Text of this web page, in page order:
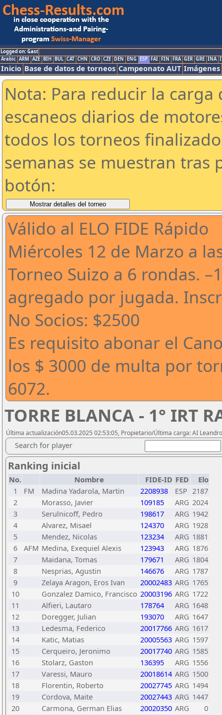
Logged on: Gast
Arabic ARM AZE BIH BUL CAT CHN CRO CZE DEN ENG ESP FAI FIN FRA GER GRE INA
Inicio Base de datos de torneos Campeonato AUT Imágenes
Nota: Para reducir la
escaneos diarios de
todos los torneos
semanas se muestran tras
botón:
Válido al ELO FIDE Rápido
Miércoles 12 de Marzo a
Torneo Suizo a 6 rondas.
agregado por jugada.
No Socios: $2500
Es requisito abonar el
los $ 3000 de multa por
6072.
TORRE BLANCA - 1° IRT
Última actualización05.03.2025 02:53:05, Propietario/Última carga: AI
Search for player
Ranking inicial
No. Nombre FIDE-ID FED
Elo
1
FM Madina Yadarola, Martin 2208938 ESP 2187
2
Morasso, Javier 109185 ARG 2024
3
Serulnicoff, Pedro 198617 ARG 1942
4
Alvarez, Misael 124370 ARG 1928
5
Mendez, Nicolas 123234 ARG 1881
6
AFM Medina, Exequiel Alexis 123943 ARG 1876
7
Maidana, Tomas 179671 ARG 1804
8
Nesprias, Agustin 146676 ARG 1787
9
Zelaya Aragon, Eros Ivan 20002483 ARG 1765
10
Gonzalez Damico, Francisco 20003196 ARG 1722
11
Alfieri, Lautaro 178764 ARG 1648
12
Doregger, Julian 193070 ARG 1647
13
Ledesma, Federico 20017766 ARG 1617
14
Katic, Matias 20005563 ARG 1597
15
Cerqueiro, Jeronimo 20017740 ARG 1585
16
Stolarz, Gaston 136395 ARG 1556
17
Varessi, Mauro 20018614 ARG 1500
18
Florentin, Roberto 20027745 ARG 1494
19
Cordova, Maite 20027443 ARG 1447
20
Carmona, German Elias 20020350 ARG
0